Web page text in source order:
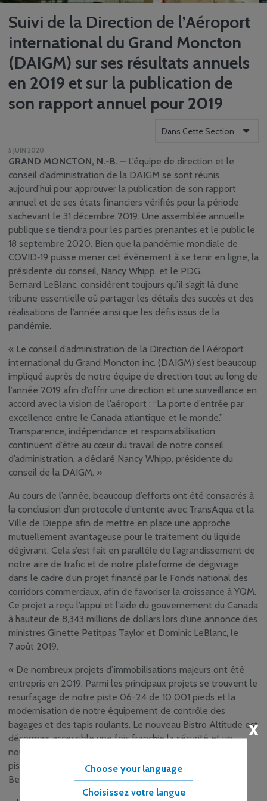
Choose your language
Choisissez votre langue
x
Suivi de la Direction de l’Aéroport
international du Grand Moncton
(DAIGM) sur ses résultats annuels
en 2019 et sur la publication de
son rapport annuel pour 2019
Dans Cette Section
À propos de nous
Rapports
Carrières
Engagement
communautaire
Centre des médias
Nouvelles
Infolettre YQM
Programme de
bénévolat à
l’aéroport
Comité consultatif
communautaire et de
gestion du bruit
5 JUIN 2020
GRAND MONCTON, N.-B. – L’équipe de direction et le
conseil d’administration de la DAIGM se sont réunis
aujourd’hui pour approuver la publication de son rapport
annuel et de ses états financiers vérifiés pour la période
s’achevant le 31 décembre 2019. Une assemblée annuelle
publique se tiendra pour les parties prenantes et le public le
18 septembre 2020. Bien que la pandémie mondiale de
COVID‑19 puisse mener cet évènement à se tenir en ligne, la
présidente du conseil, Nancy Whipp, et le PDG,
Bernard LeBlanc, considèrent toujours qu’il s’agit là d’une
tribune essentielle où partager les détails des succès et des
réalisations de l’année ainsi que les défis issus de la
pandémie.
« Le conseil d’administration de la Direction de l’Aéroport
international du Grand Moncton inc. (DAIGM) s’est beaucoup
impliqué auprès de notre équipe de direction tout au long de
l’année 2019 afin d’offrir une direction et une surveillance en
accord avec la vision de l’aéroport : “La porte d’entrée par
excellence entre le Canada atlantique et le monde.”
Transparence, indépendance et responsabilisation
continuent d’être au cœur du travail de notre conseil
d’administration, a déclaré Nancy Whipp, présidente du
conseil de la DAIGM. »
Au cours de l’année, beaucoup d’efforts ont été consacrés à
la conclusion d’un protocole d’entente avec TransAqua et la
Ville de Dieppe afin de mettre en place une approche
mutuellement avantageuse pour le traitement du liquide
dégivrant. Cela s’est fait en parallèle de l’agrandissement de
notre aire de trafic et de notre plateforme de dégivrage
dans le cadre d’un projet financé par le Fonds national des
corridors commerciaux, afin de favoriser la croissance à YQM.
Ce projet a reçu l’appui et l’aide du gouvernement du Canada
à hauteur de 8,343 millions de dollars lors d’une annonce des
ministres Ginette Petitpas Taylor et Dominic LeBlanc, le
7 août 2019.
« De nombreux projets d’immobilisations majeurs ont été
entrepris en 2019. Parmi les principaux projets se trouvent le
resurfaçage de notre piste 06-24 de 10 001 pieds et la
modernisation de notre équipement de contrôle des
bagages et des tapis roulants. Le nouveau Bistro Altitude est
désormais accessible une fois franchie la sécurité et un
nouvel ascenseur donnant sur le deuxième étage (côté
piste) est également opérationnel, s’est exprimé
Bernard LeBlanc, président‑directeur général. »